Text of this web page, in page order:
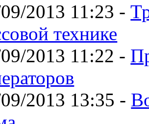
2013 11:23 -
технике
2013 11:22 -
2013 13:35 -